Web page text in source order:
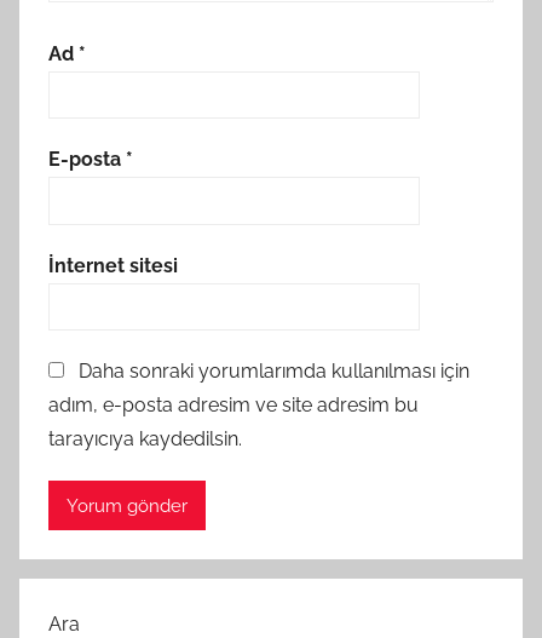
Ad *
E-posta *
İnternet sitesi
Daha sonraki yorumlarımda kullanılması için
adım, e-posta adresim ve site adresim bu
tarayıcıya kaydedilsin.
Ara